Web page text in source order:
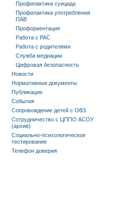
Профилактика суицида
Профилактика употребления
ПАВ
Профориентация
Работа с РАС
Работа с родителями
Служба медиации
Цифровая безопасность
Новости
Нормативные документы
Публикации
События
Сопровождение детей с ОВЗ
Сотрудничество с ЦППО АСОУ
(архив)
Социально-психологическое
тестирование
Телефон доверия